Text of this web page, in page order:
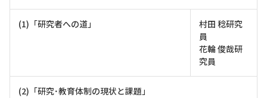
(1)「研究者への道」
村田 稔研究
員
花輪 俊哉研
究員
(2)「研究･教育体制の現状と課題」